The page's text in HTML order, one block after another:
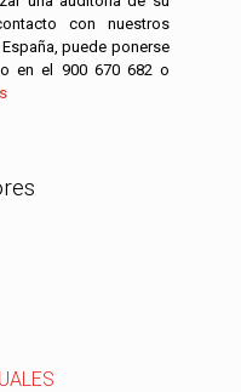
con nuestros
puede ponerse
en el 900 670 682o